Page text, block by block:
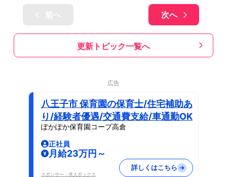
次へ
更新トピック一覧へ
広告
八王子市 保育園の保育士/住宅補助あ
り/経験者優遇/交通費支給/車通勤OK
ぽかぽか保育園コープ高倉
正社員
月給23万円～
スポンサー：求人ボックス
詳しくはこちら